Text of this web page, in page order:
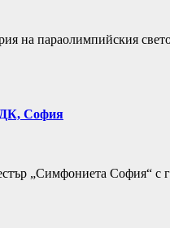
на параолимпийския
София
„Симфониета София“